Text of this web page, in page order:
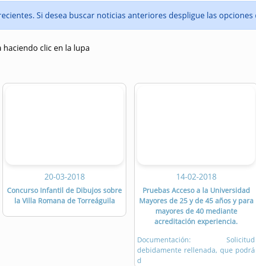
Si desea buscar noticias anteriores despligue las
clic en la lupa
20-03-2018
Concurso Infantil de Dibujos sobre
la Villa Romana de Torreáguila
14-02-2018
Pruebas Acceso a la Universidad
Mayores de 25 y de 45 años y para
mayores de 40 mediante
acreditación experiencia.
Documentación: Solicitud
debidamente rellenada, que podrá
d